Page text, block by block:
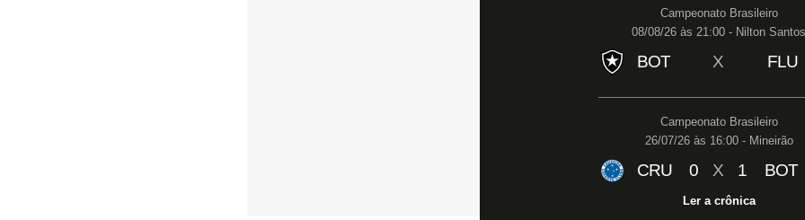
Campeonato Brasileiro
08/08/26 às 21:00 - Nilton Santos
BOT X FLU
Campeonato Brasileiro
26/07/26 às 16:00 - Mineirão
CRU 0 X 1 BOT
Ler a crônica